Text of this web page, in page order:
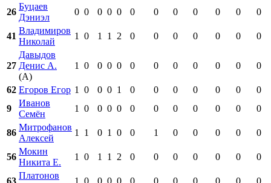
26
Буцаев
Дэниэл
0 0 0 0 0 0 0 0 0 0 0 0
41
Владимиров
Николай
1 0 1 1 2 0 0 0 0 0 0 0
27
Давыдов
Денис А.
(А)
1 0 0 0 0 0 0 0 0 0 0 0
62 Егоров Егор 1 0 0 0 1 0 0 0 0 0 0
0
9
Иванов
Семён
1 0 0 0 0 0 0 0 0 0 0 0
86
Митрофанов
Алексей
1 1 0 1 0 0 1 0 0 0 0 0
56
Мокин
Никита Е.
1 0 1 1 2 0 0 0 0 0 0 0
63
Платонов
1 0 0 0 0 0 0 0 0 0 0 0